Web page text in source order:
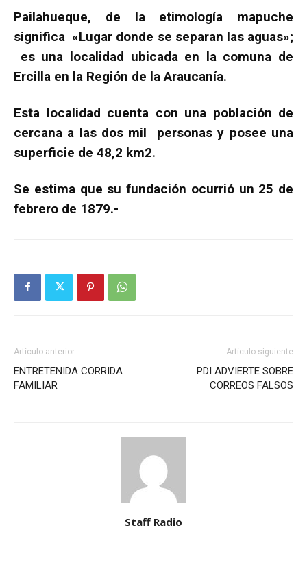
Pailahueque, de la etimología mapuche
significa «Lugar donde se separan las aguas»;
es una localidad ubicada en la comuna de
Ercilla en la Región de la Araucanía.
Esta localidad cuenta con una población de
cercana a las dos mil personas y posee una
superficie de 48,2 km2.
Se estima que su fundación ocurrió un 25 de
febrero de 1879.-
Artículo anterior
ENTRETENIDA CORRIDA
FAMILIAR
Artículo siguiente
PDI ADVIERTE SOBRE
CORREOS FALSOS
Staff Radio